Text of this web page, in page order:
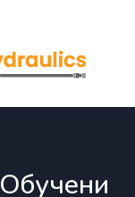
Обучени